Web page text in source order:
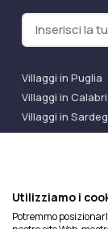
Villaggi in Puglia
Villaggi in
Villaggi in
Villaggi
Ilmiovillaggio è
Utilizziamo i
Potremmo